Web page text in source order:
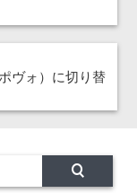
ヴォ）に切り替